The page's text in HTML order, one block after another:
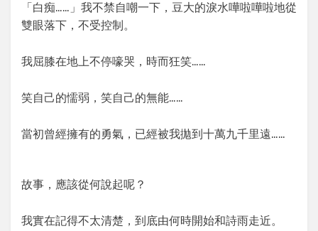
「白痴……」我不禁自嘲一下，豆大的淚水嘩啦嘩啦地從
雙眼落下，不受控制。
我屈膝在地上不停嚎哭，時而狂笑……
笑自己的懦弱，笑自己的無能……
當初曾經擁有的勇氣，已經被我拋到十萬九千里遠……
故事，應該從何說起呢？
我實在記得不太清楚，到底由何時開始和詩雨走近。